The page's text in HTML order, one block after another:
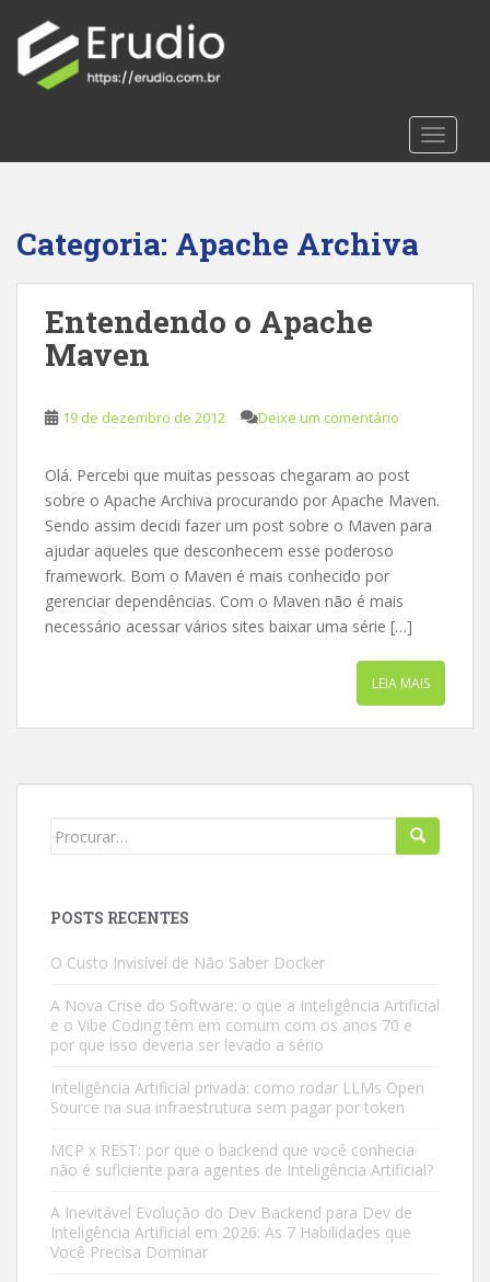
m
Categoria: Apache Archiva
Entendendo o Apache
Maven
19 de dezembro de 2012 Deixe um comentário
Olá. Percebi que muitas pessoas chegaram ao post
sobre o Apache Archiva procurando por Apache Maven.
Sendo assim decidi fazer um post sobre o Maven para
ajudar aqueles que desconhecem esse poderoso
framework. Bom o Maven é mais conhecido por
gerenciar dependências. Com o Maven não é mais
necessário acessar vários sites baixar uma série […]
LEIA MAIS
Search
POSTS RECENTES
O Custo Invisível de Não Saber Docker
A Nova Crise do Software: o que a Inteligência Artificial
e o Vibe Coding têm em comum com os anos 70 e
por que isso deveria ser levado a sério
Inteligência Artificial privada: como rodar LLMs Open
Source na sua infraestrutura sem pagar por token
MCP x REST: por que o backend que você conhecia
não é suficiente para agentes de Inteligência Artificial?
A Inevitável Evolução do Dev Backend para Dev de
Inteligência Artificial em 2026: As 7 Habilidades que
Você Precisa Dominar